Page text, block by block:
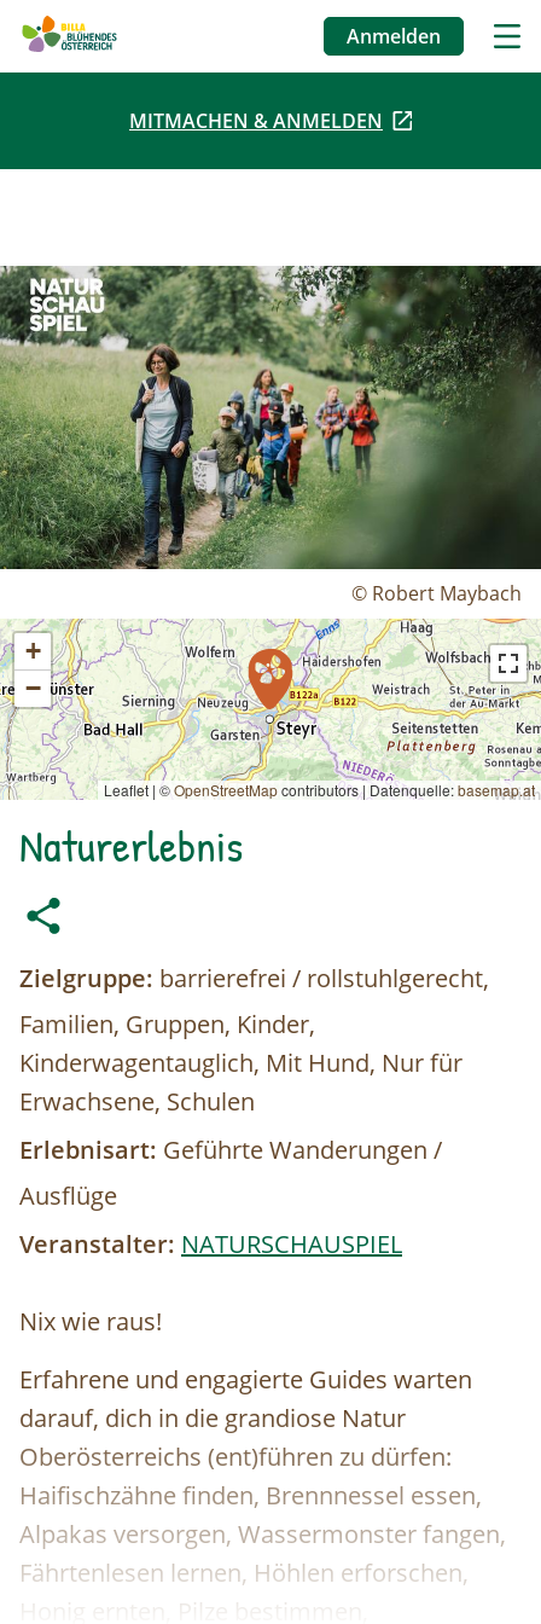
Direkt
Benutzermenü
Anmelden
MITMACHEN & ANMELDEN
© Robert Maybach
+
−
Leaflet | ©OpenStreetMapcontributors| Datenquelle:basemap.at
Naturerlebnis
Zielgruppe: barrierefrei / rollstuhlgerecht,
Familien, Gruppen, Kinder,
Kinderwagentauglich, Mit Hund, Nur für
Erwachsene, Schulen
Erlebnisart: Geführte Wanderungen /
Ausflüge
Veranstalter: NATURSCHAUSPIEL
Nix wie raus!
Erfahrene und engagierte Guides warten
darauf, dich in die grandiose Natur
Oberösterreichs (ent)führen zu dürfen:
Haifischzähne finden, Brennnessel essen,
Alpakas versorgen, Wassermonster fangen,
Fährtenlesen lernen, Höhlen erforschen,
Honig ernten, Pilze bestimmen,